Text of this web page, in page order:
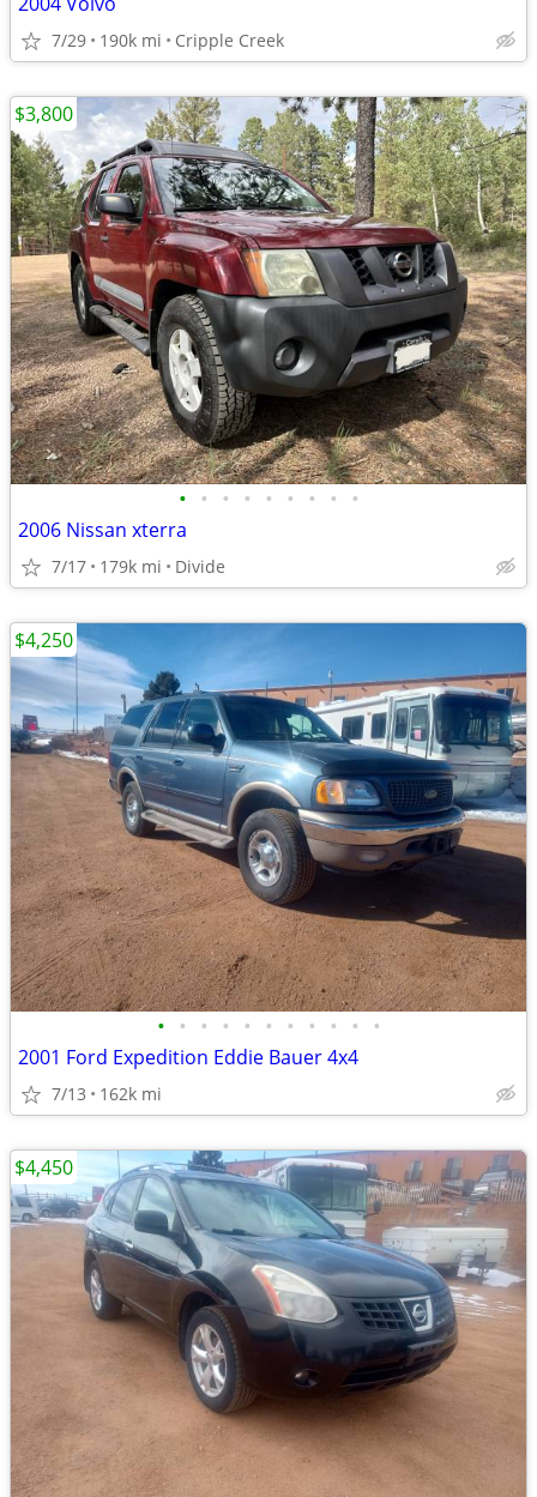
7/29 190k mi Cripple Creek
• • • • • • • • •
2006 Nissan xterra
7/17 179k mi Divide
$3,800
• • • • • • • • • • •
2001 Ford Expedition Eddie Bauer 4x4
7/13 162k mi
$4,250
$4,450